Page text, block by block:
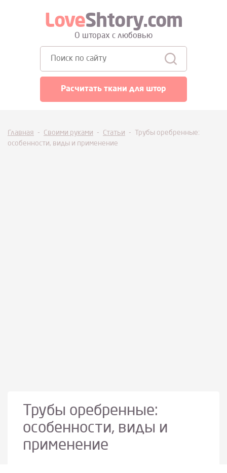
LoveShtory.com
О шторах с любовью
Расчитать ткани для штор
Главная - Своими руками - Статьи -
Трубы оребренные:
особенности, виды и применение
Трубы оребренные:
особенности, виды и
применение